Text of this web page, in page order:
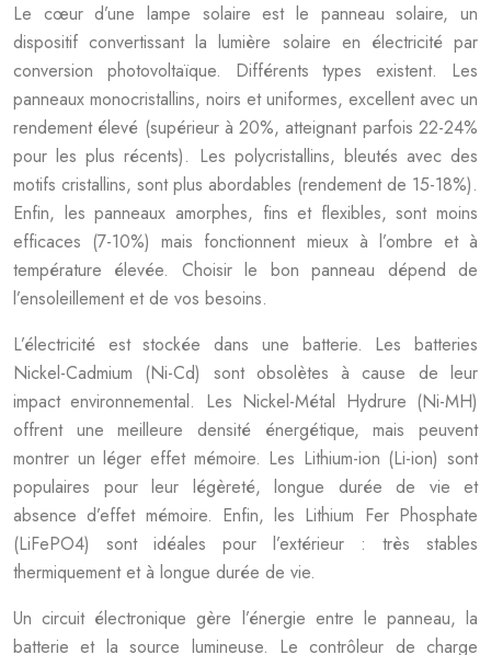
Le cœur d’une lampe solaire est le panneau solaire, un
dispositif convertissant la lumière solaire en électricité par
conversion photovoltaïque. Différents types existent. Les
panneaux monocristallins, noirs et uniformes, excellent avec un
rendement élevé (supérieur à 20%, atteignant parfois 22-24%
pour les plus récents). Les polycristallins, bleutés avec des
motifs cristallins, sont plus abordables (rendement de 15-18%).
Enfin, les panneaux amorphes, fins et flexibles, sont moins
efficaces (7-10%) mais fonctionnent mieux à l’ombre et à
température élevée. Choisir le bon panneau dépend de
l’ensoleillement et de vos besoins.
L’électricité est stockée dans une batterie. Les batteries
Nickel-Cadmium (Ni-Cd) sont obsolètes à cause de leur
impact environnemental. Les Nickel-Métal Hydrure (Ni-MH)
offrent une meilleure densité énergétique, mais peuvent
montrer un léger effet mémoire. Les Lithium-ion (Li-ion) sont
populaires pour leur légèreté, longue durée de vie et
absence d’effet mémoire. Enfin, les Lithium Fer Phosphate
(LiFePO4) sont idéales pour l’extérieur : très stables
thermiquement et à longue durée de vie.
Un circuit électronique gère l’énergie entre le panneau, la
batterie et la source lumineuse. Le contrôleur de charge